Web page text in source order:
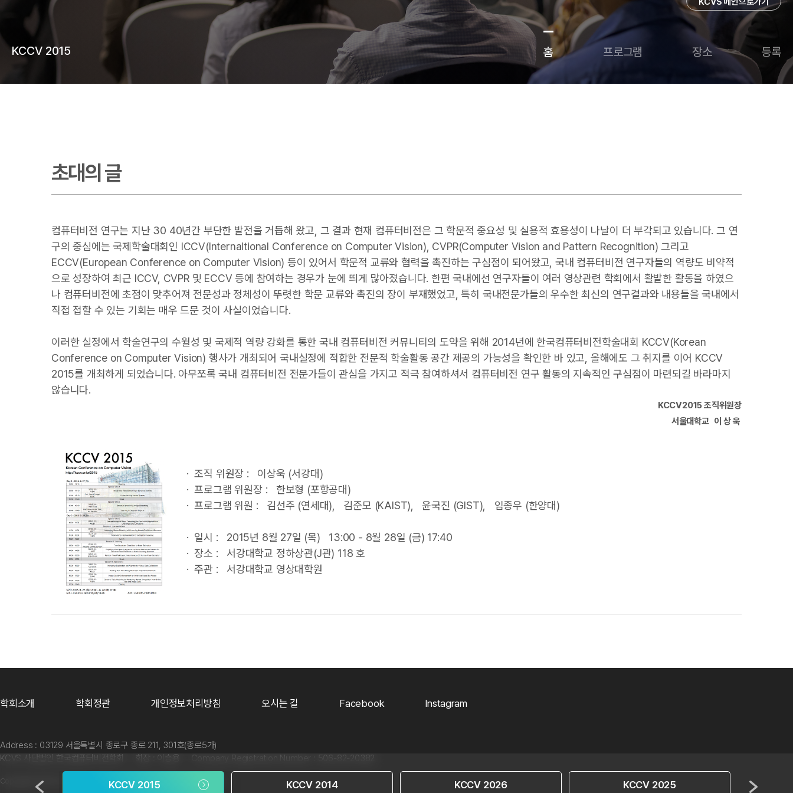
KCCV 2015 KCCV 2014 KCCV 2026 KCCV 2025
KCCV 2015 홈 프로그램 장소 등록
초대의 글
컴퓨터비전 연구는 지난 30 40년간 부단한 발전을 거듭해 왔고, 그 결과 현재 컴퓨터비전은 그 학문적 중요성 및 실용적 효용성이 나날이 더 부각되고 있습니다. 그 연
구의 중심에는 국제학술대회인 ICCV(Internaltional Conference on Computer Vision), CVPR(Computer Vision and Pattern Recognition) 그리고
ECCV(European Conference on Computer Vision) 등이 있어서 학문적 교류와 협력을 촉진하는 구심점이 되어왔고, 국내 컴퓨터비전 연구자들의 역량도 비약적
으로 성장하여 최근 ICCV, CVPR 및 ECCV 등에 참여하는 경우가 눈에 띄게 많아졌습니다. 한편 국내에선 연구자들이 여러 영상관련 학회에서 활발한 활동을 하였으
나 컴퓨터비전에 초점이 맞추어져 전문성과 정체성이 뚜렷한 학문 교류와 촉진의 장이 부재했었고, 특히 국내전문가들의 우수한 최신의 연구결과와 내용들을 국내에서
직접 접할 수 있는 기회는 매우 드문 것이 사실이었습니다.
이러한 실정에서 학술연구의 수월성 및 국제적 역량 강화를 통한 국내 컴퓨터비전 커뮤니티의 도약을 위해 2014년에 한국컴퓨터비전학술대회 KCCV(Korean
Conference on Computer Vision) 행사가 개최되어 국내실정에 적합한 전문적 학술활동 공간 제공의 가능성을 확인한 바 있고, 올해에도 그 취지를 이어 KCCV
2015를 개최하게 되었습니다. 아무쪼록 국내 컴퓨터비전 전문가들이 관심을 가지고 적극 참여하셔서 컴퓨터비전 연구 활동의 지속적인 구심점이 마련되길 바라마지
않습니다.
KCCV2015 조직위원장
서울대학교 이 상 욱
· 조직 위원장 : 이상욱 (서강대)
· 프로그램 위원장 : 한보형 (포항공대)
· 프로그램 위원 : 김선주 (연세대), 김준모 (KAIST), 윤국진 (GIST), 임종우 (한양대)
· 일시 : 2015년 8월 27일 (목) 13:00 - 8월 28일 (금) 17:40
· 장소 : 서강대학교 정하상관(J관) 118 호
· 주관 : 서강대학교 영상대학원
학회소개 학회정관 개인정보처리방침 오시는 길 Facebook Instagram
Address : 03129 서울특별시 종로구 종로 211, 301호(종로5가)
KCVS 사단법인 한국컴퓨터비전학회 회장 : 이승용 Company Registration Number : 506-82-20382
Copyrights ⓒ 2017. Korea Computer Vision Society. All rights reserved.